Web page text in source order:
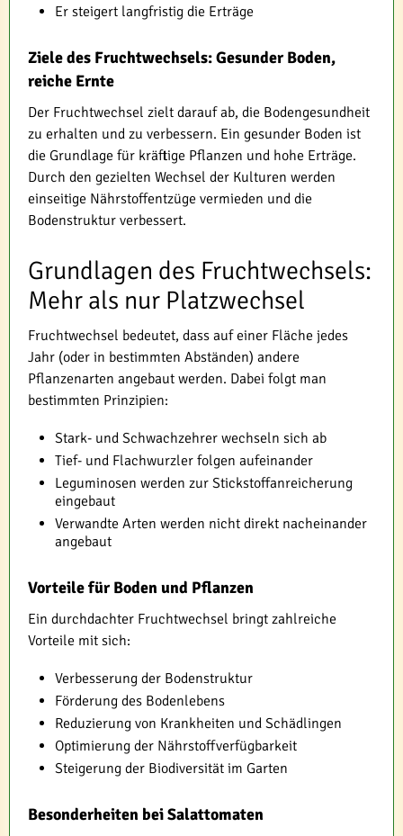
Er steigert langfristig die Erträge
Ziele des Fruchtwechsels: Gesunder Boden,
reiche Ernte
Der Fruchtwechsel zielt darauf ab, die Bodengesundheit
zu erhalten und zu verbessern. Ein gesunder Boden ist
die Grundlage für kräftige Pflanzen und hohe Erträge.
Durch den gezielten Wechsel der Kulturen werden
einseitige Nährstoffentzüge vermieden und die
Bodenstruktur verbessert.
Grundlagen des Fruchtwechsels:
Mehr als nur Platzwechsel
Fruchtwechsel bedeutet, dass auf einer Fläche jedes
Jahr (oder in bestimmten Abständen) andere
Pflanzenarten angebaut werden. Dabei folgt man
bestimmten Prinzipien:
Stark- und Schwachzehrer wechseln sich ab
Tief- und Flachwurzler folgen aufeinander
Leguminosen werden zur Stickstoffanreicherung
eingebaut
Verwandte Arten werden nicht direkt nacheinander
angebaut
Vorteile für Boden und Pflanzen
Ein durchdachter Fruchtwechsel bringt zahlreiche
Vorteile mit sich:
Verbesserung der Bodenstruktur
Förderung des Bodenlebens
Reduzierung von Krankheiten und Schädlingen
Optimierung der Nährstoffverfügbarkeit
Steigerung der Biodiversität im Garten
Besonderheiten bei Salattomaten